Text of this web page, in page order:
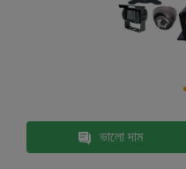
ভালো দাম